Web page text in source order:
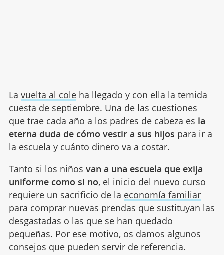
La vuelta al coleha llegado y con ella la temida
cuesta de septiembre. Una de las cuestiones
que trae cada año a los padres de cabeza es la
eterna duda de cómo vestir a sus hijos para ir a
la escuela y cuánto dinero va a costar.
Tanto si los niños van a una escuela que exija
uniforme como si no, el inicio del nuevo curso
requiere un sacrificio de la economía familiar
para comprar nuevas prendas que sustituyan las
desgastadas o las que se han quedado
pequeñas. Por ese motivo, os damos algunos
consejos que pueden servir de referencia.